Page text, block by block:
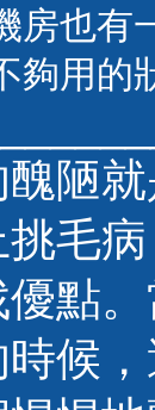
房也有
夠用的
醜陋
挑毛
點
候